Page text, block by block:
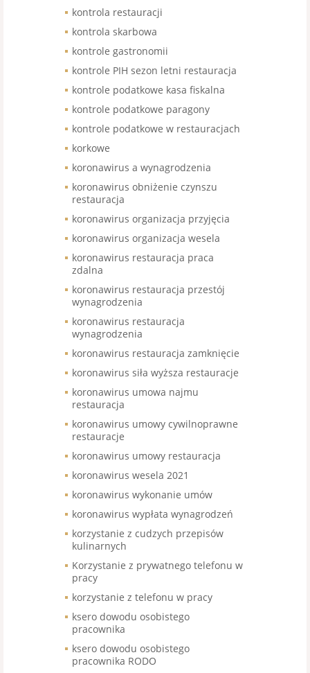
kontrola restauracji
kontrola skarbowa
kontrole gastronomii
kontrole PIH sezon letni restauracja
kontrole podatkowe kasa fiskalna
kontrole podatkowe paragony
kontrole podatkowe w restauracjach
korkowe
koronawirus a wynagrodzenia
koronawirus obniżenie czynszu
restauracja
koronawirus organizacja przyjęcia
koronawirus organizacja wesela
koronawirus restauracja praca
zdalna
koronawirus restauracja przestój
wynagrodzenia
koronawirus restauracja
wynagrodzenia
koronawirus restauracja zamknięcie
koronawirus siła wyższa restauracje
koronawirus umowa najmu
restauracja
koronawirus umowy cywilnoprawne
restauracje
koronawirus umowy restauracja
koronawirus wesela 2021
koronawirus wykonanie umów
koronawirus wypłata wynagrodzeń
korzystanie z cudzych przepisów
kulinarnych
Korzystanie z prywatnego telefonu w
pracy
korzystanie z telefonu w pracy
ksero dowodu osobistego
pracownika
ksero dowodu osobistego
pracownika RODO